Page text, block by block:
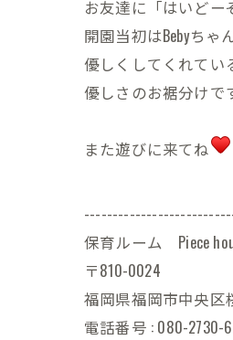
お友達に「はいどー
開園当初はBebyちゃ
優しくしてくれて
優しさのお裾分けで
また遊びに来てね
保育ルーム Piece
〒810-0024
福岡県福岡市中央区
電話番号 : 080-2730-